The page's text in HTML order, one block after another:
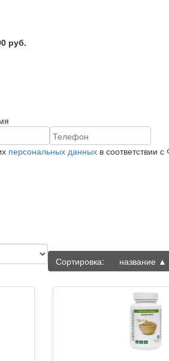
руб.
персональных данных в соответствии
Сортировка: название ▲